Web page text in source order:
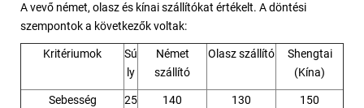
A vevő német, olasz és kínai szállítókat értékelt. A döntési
szempontok a következők voltak:
Kritériumok
Sú
ly
Német
szállító
Olasz szállító
Shengtai
(Kína)
Sebesség
25
140 130 150